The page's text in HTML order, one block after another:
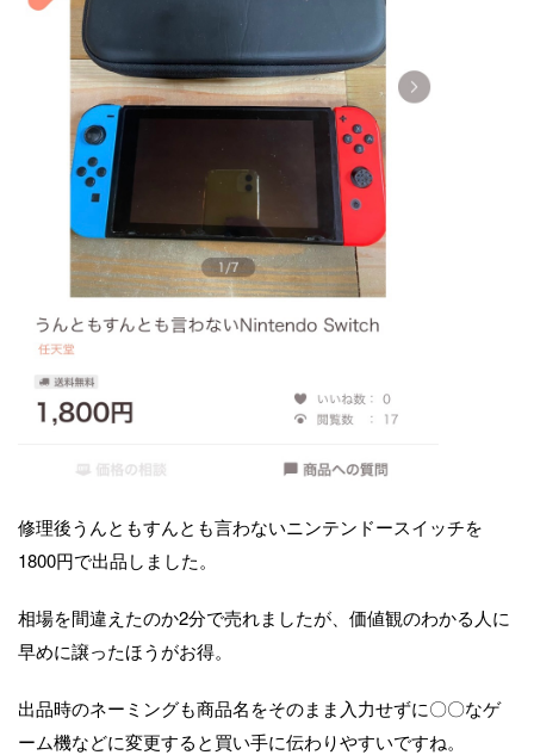
修理後うんともすんとも言わないニンテンドースイッチを
1800円で出品しました。
相場を間違えたのか2分で売れましたが、価値観のわかる人に
早めに譲ったほうがお得。
出品時のネーミングも商品名をそのまま入力せずに〇〇なゲ
ーム機などに変更すると買い手に伝わりやすいですね。